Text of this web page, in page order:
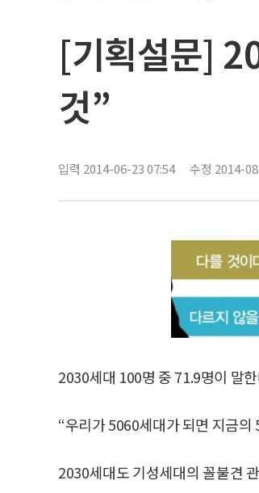
[기획설문]
것”
입력 2014-06-23 07:54 수정 2014-
2030세대 100명 중 71.9명이 말
“우리가 5060세대가 되면 지금의
2030세대도 기성세대의 꼴불견